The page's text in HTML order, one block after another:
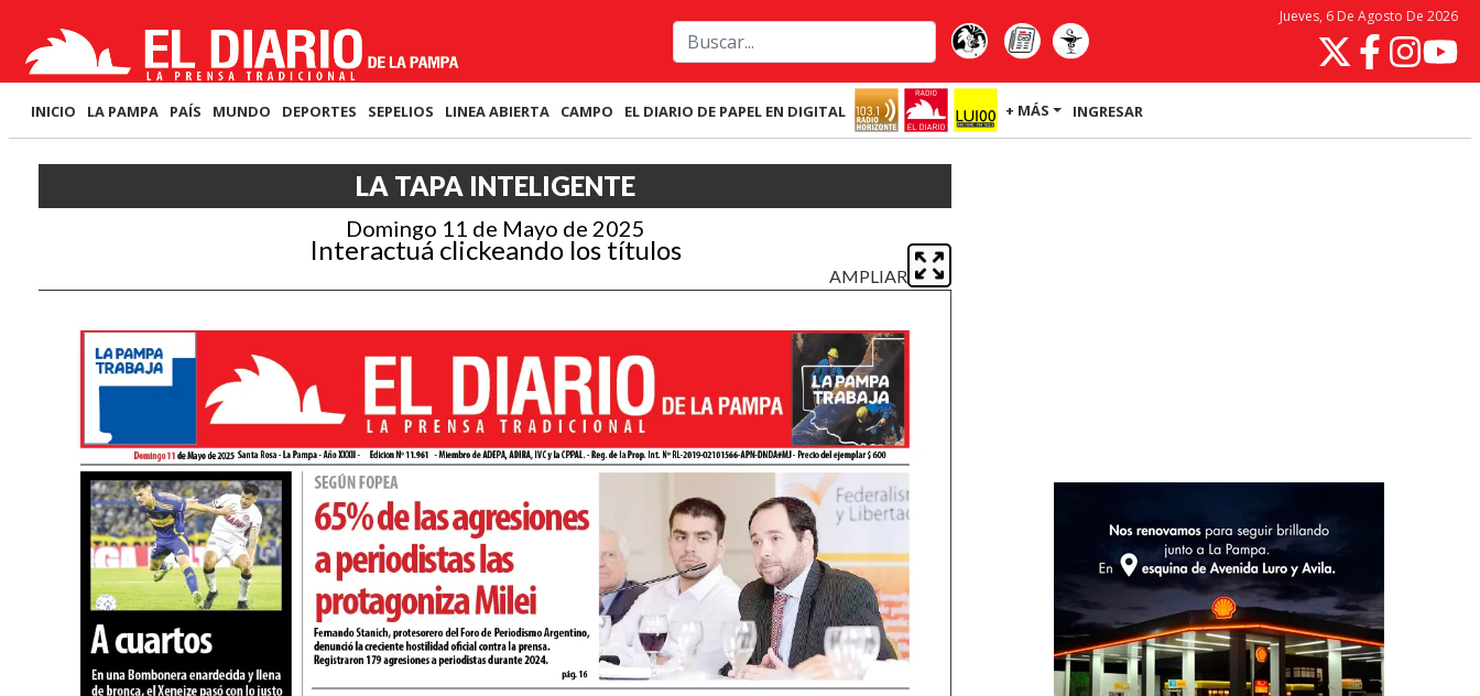
Jueves, 6 De Agosto De 2026
INICIO LA PAMPA PAÍS MUNDO DEPORTES SEPELIOS LINEA ABIERTA CAMPO EL DIARIO DE PAPEL EN DIGITAL + MÁS INGRESAR
LA TAPA INTELIGENTE
Domingo 11 de Mayo de 2025
Interactuá clickeando los títulos
AMPLIAR